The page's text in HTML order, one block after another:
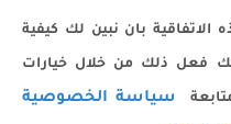
بان نبين لك كيفية
فعل ذلك من خلال خيارات
سياسة الخصوصية